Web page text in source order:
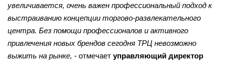
увеличивается, очень важен профессиональный подход к
выстраиванию концепции торгово-развлекательного
центра. Без помощи профессионалов и активного
привлечения новых брендов сегодня ТРЦ невозможно
выжить на рынке, - отмечает управляющий директор